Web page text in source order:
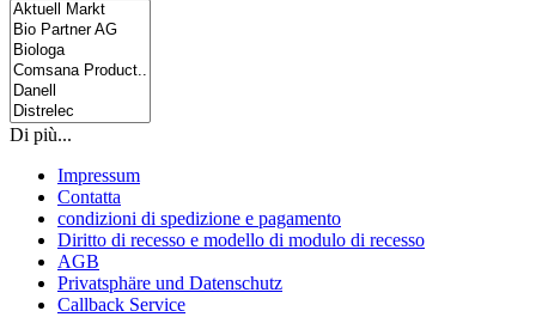
Di più...
Impressum
Contatta
condizioni di spedizione e pagamento
Diritto di recesso e modello di modulo di recesso
AGB
Privatsphäre und Datenschutz
Callback Service